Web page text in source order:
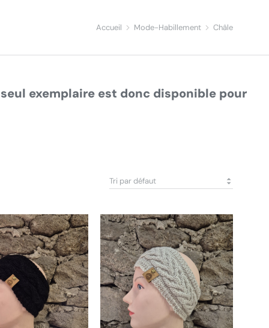
Accueil Mode-Habillement Châle
exemplaire est donc disponible pour